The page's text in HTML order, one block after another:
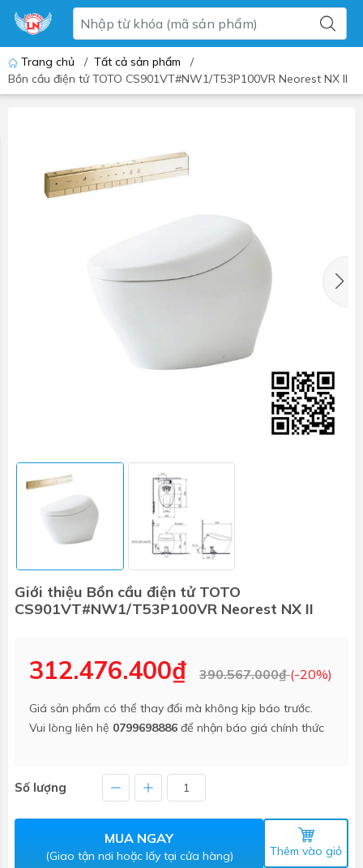
Trang chủ / Tất cả sản phẩm
/
Bồn cầu điện tử TOTO CS901VT#NW1/T53P100VR Neorest NX II
Giới thiệu Bồn cầu điện tử TOTO
CS901VT#NW1/T53P100VR Neorest NX II
312.476.400₫ 390.567.000₫(-20%)
Giá sản phẩm có thể thay đổi mà không kịp báo trước.
Vui lòng liên hệ 0799698886 để nhận báo giá chính thức
Số lượng
MUA NGAY
(Giao tận nơi hoặc lấy tại cửa hàng) Thêm vào giỏ